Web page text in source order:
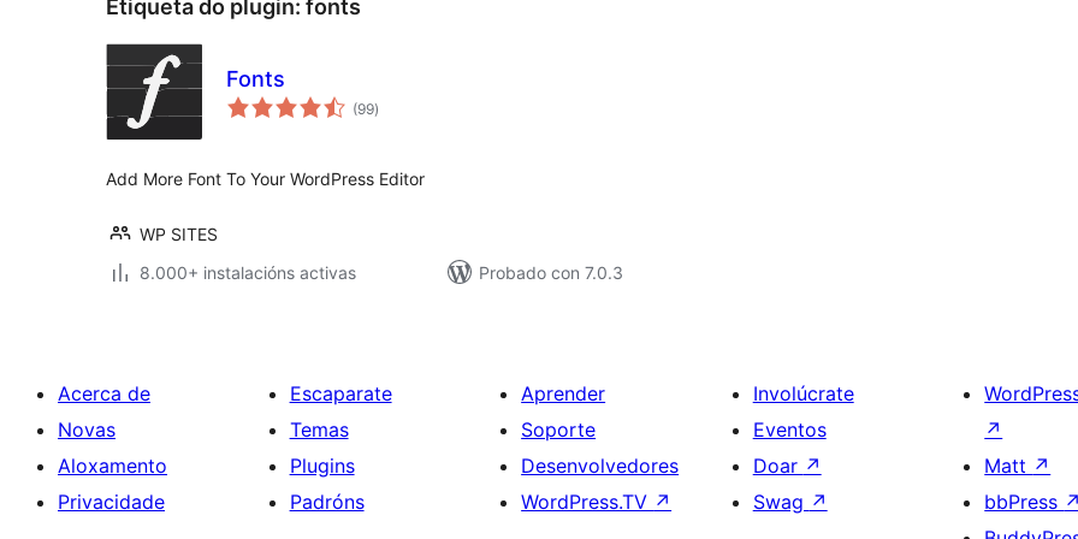
Etiqueta do plugin: fonts
Fonts
(99valoracións
totais
)
Add More Font To Your WordPress Editor
WP SITES
8.000+ instalacións activas
Probado con 7.0.3
Acerca de
Novas
Aloxamento
Privacidade
Escaparate
Temas
Plugins
Padróns
Aprender
Soporte
Desenvolvedores
WordPress.TV ↗
Involúcrate
Eventos
Doar ↗
Swag ↗
↗
Matt ↗
bbPress ↗